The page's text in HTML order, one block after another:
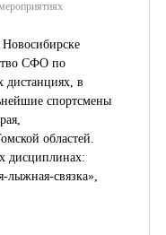
СФО по
в
спортсмены
областей.
дисциплинах:
лыжная-связка»,